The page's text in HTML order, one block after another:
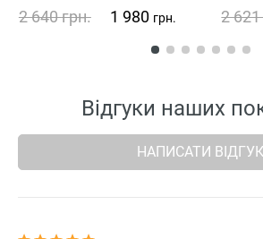
2 640грн. 1 980 грн. 2
Відгуки наших
НАПИСАТИ ВІДГУК